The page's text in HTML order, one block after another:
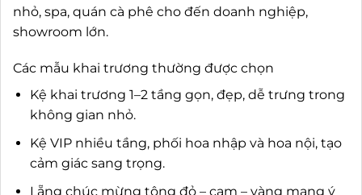
nhỏ, spa, quán cà phê cho đến doanh nghiệp,
showroom lớn.
Các mẫu khai trương thường được chọn
Kệ khai trương 1–2 tầng gọn, đẹp, dễ trưng trong
không gian nhỏ.
Kệ VIP nhiều tầng, phối hoa nhập và hoa nội, tạo
cảm giác sang trọng.
Lẵng chúc mừng tông đỏ – cam – vàng mang ý